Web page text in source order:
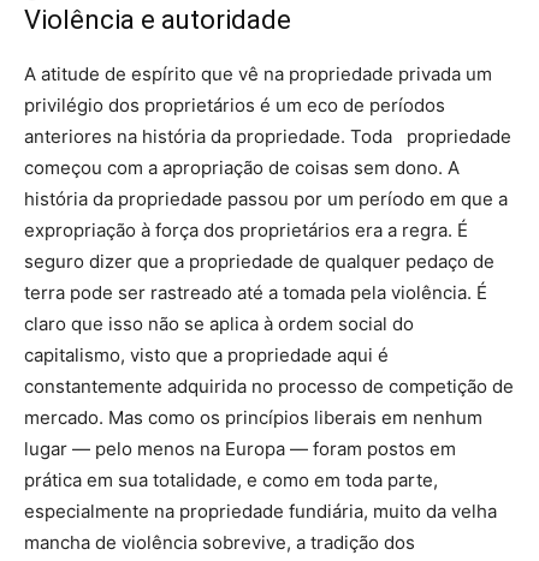
Violência e autoridade
A atitude de espírito que vê na propriedade privada um
privilégio dos proprietários é um eco de períodos
anteriores na história da propriedade. Toda propriedade
começou com a apropriação de coisas sem dono. A
história da propriedade passou por um período em que a
expropriação à força dos proprietários era a regra. É
seguro dizer que a propriedade de qualquer pedaço de
terra pode ser rastreado até a tomada pela violência. É
claro que isso não se aplica à ordem social do
capitalismo, visto que a propriedade aqui é
constantemente adquirida no processo de competição de
mercado. Mas como os princípios liberais em nenhum
lugar — pelo menos na Europa — foram postos em
prática em sua totalidade, e como em toda parte,
especialmente na propriedade fundiária, muito da velha
mancha de violência sobrevive, a tradição dos